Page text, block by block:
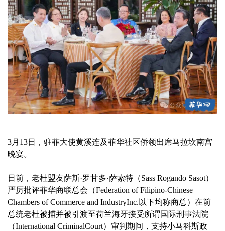
3月13日，驻菲大使黄溪连及菲华社区侨领出席马拉坎南宫
晚宴。
日前，老杜盟友萨斯·罗甘多·萨索特（Sass Rogando Sasot）
严厉批评菲华商联总会（Federation of Filipino-Chinese
Chambers of Commerce and IndustryInc.以下均称商总）在前
总统老杜被捕并被引渡至荷兰海牙接受所谓国际刑事法院
（International CriminalCourt）审判期间，支持小马科斯政